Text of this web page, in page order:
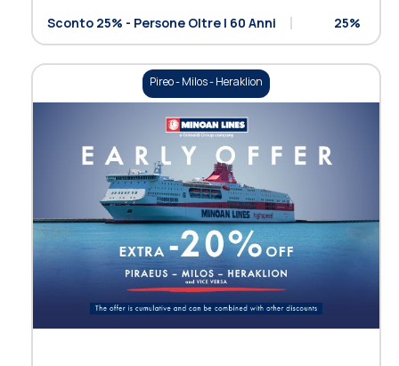
Sconto 25% - Persone Oltre I 60 Anni 25%
Pireo - Milos - Heraklion